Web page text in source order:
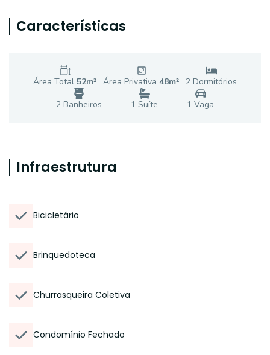
Características
Área Total 52m² Área Privativa 48m² 2 Dormitórios
2 Banheiros 1 Suíte 1 Vaga
Infraestrutura
Bicicletário
Brinquedoteca
Churrasqueira Coletiva
Condomínio Fechado